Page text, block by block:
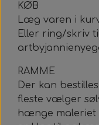
KØB
Læg varen i
Eller ring/skriv
RAMME
Der kan
fleste vælger
hænge maleriet